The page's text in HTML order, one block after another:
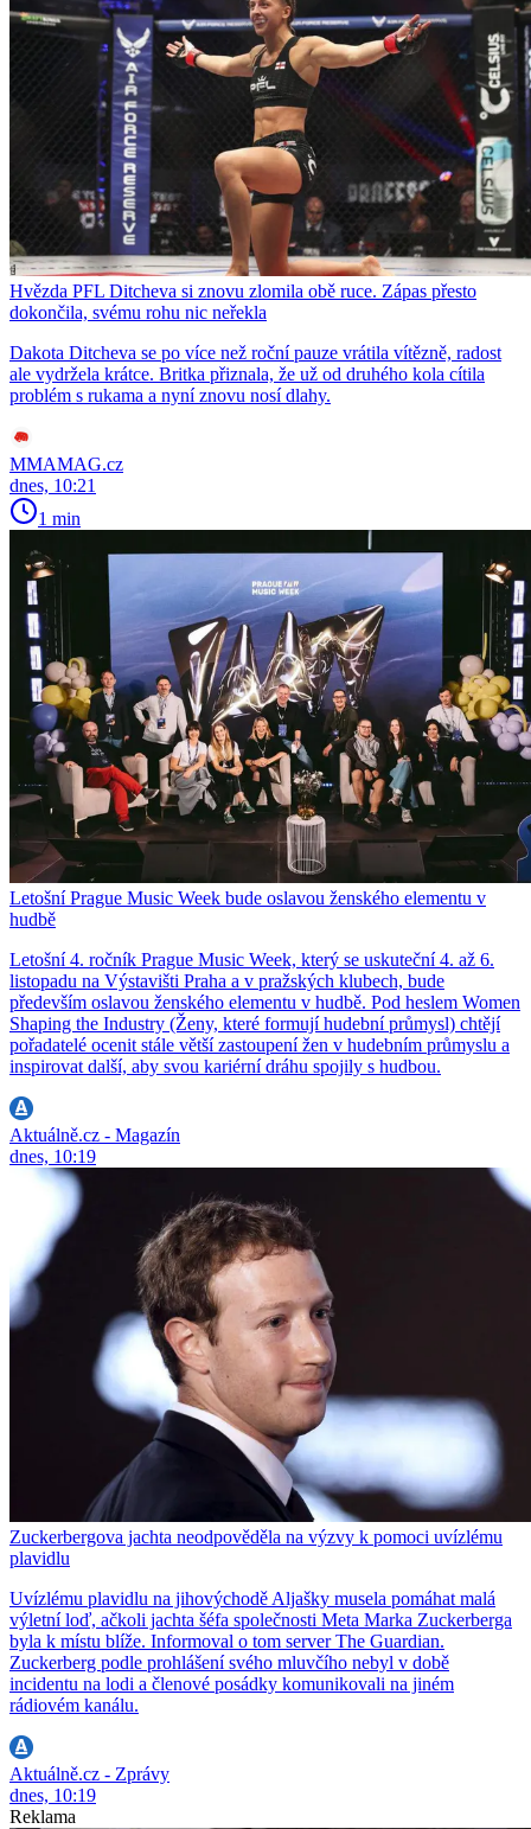
Hvězda PFL Ditcheva si znovu zlomila obě ruce. Zápas přesto
dokončila, svému rohu nic neřekla
Dakota Ditcheva se po více než roční pauze vrátila vítězně, radost
ale vydržela krátce. Britka přiznala, že už od druhého kola cítila
problém s rukama a nyní znovu nosí dlahy.
MMAMAG.cz
dnes, 10:21
1 min
Letošní Prague Music Week bude oslavou ženského elementu v
hudbě
Letošní 4. ročník Prague Music Week, který se uskuteční 4. až 6.
listopadu na Výstavišti Praha a v pražských klubech, bude
především oslavou ženského elementu v hudbě. Pod heslem Women
Shaping the Industry (Ženy, které formují hudební průmysl) chtějí
pořadatelé ocenit stále větší zastoupení žen v hudebním průmyslu a
inspirovat další, aby svou kariérní dráhu spojily s hudbou.
Aktuálně.cz - Magazín
dnes, 10:19
Zuckerbergova jachta neodpověděla na výzvy k pomoci uvízlému
plavidlu
Uvízlému plavidlu na jihovýchodě Aljašky musela pomáhat malá
výletní loď, ačkoli jachta šéfa společnosti Meta Marka Zuckerberga
byla k místu blíže. Informoval o tom server The Guardian.
Zuckerberg podle prohlášení svého mluvčího nebyl v době
incidentu na lodi a členové posádky komunikovali na jiném
rádiovém kanálu.
Aktuálně.cz - Zprávy
dnes, 10:19
Reklama